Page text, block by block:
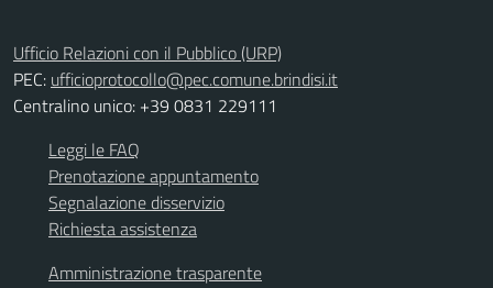
Ufficio Relazioni con il Pubblico (URP)
PEC: ufficioprotocollo@pec.comune.brindisi.it
Centralino unico: +39 0831 229111
Leggi le FAQ
Prenotazione appuntamento
Segnalazione disservizio
Richiesta assistenza
Amministrazione trasparente